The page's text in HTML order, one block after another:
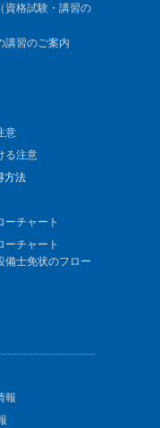
資格試験・講習の
講習のご案内
意
る注意
方法
ーチャート
ーチャート
備士免状のフロー
報